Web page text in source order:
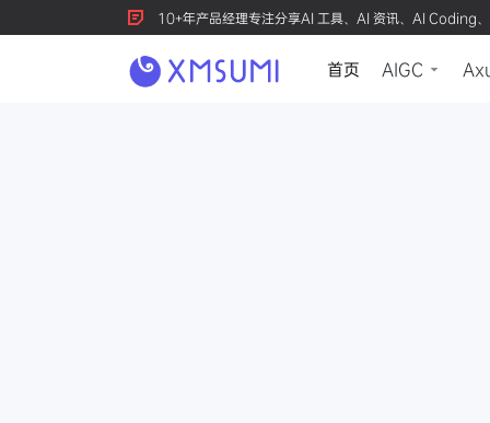
10+年产品经理专注分享AI 工具、AI 资讯、AI Coding
首页 AIGC